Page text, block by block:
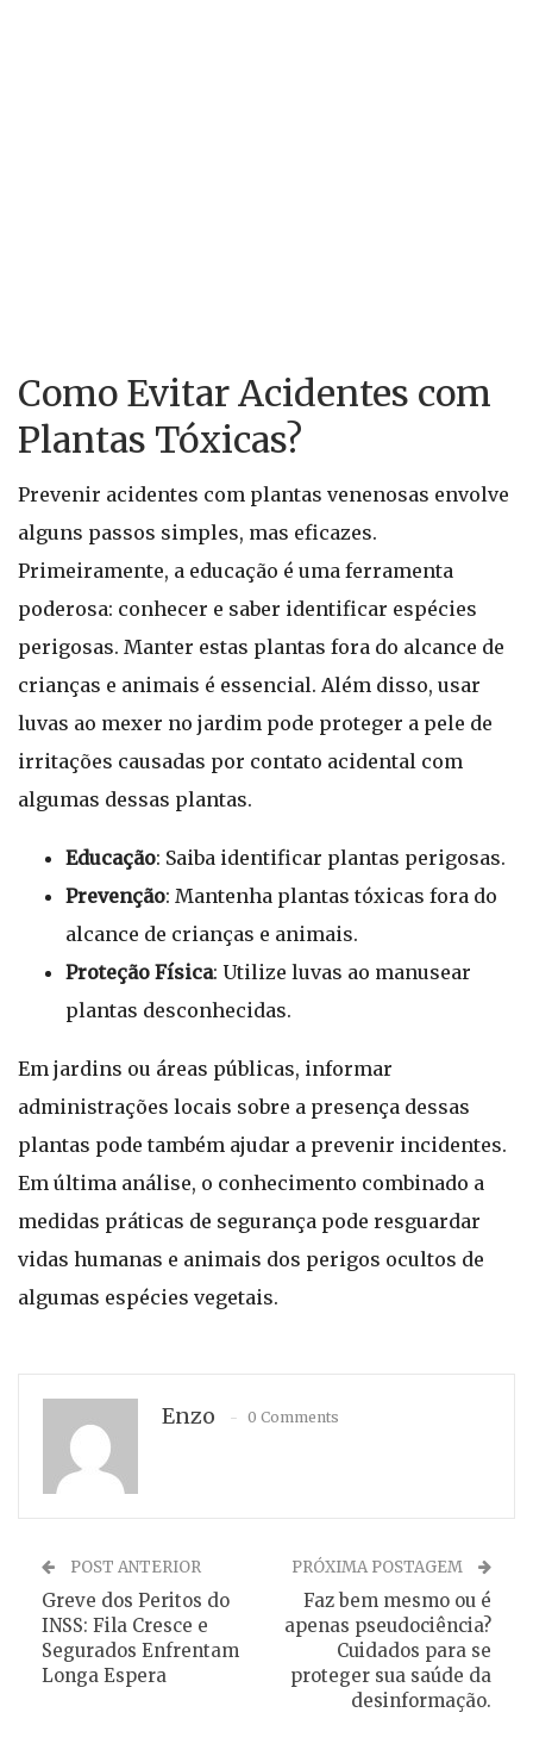
Como Evitar Acidentes com
Plantas Tóxicas?
Prevenir acidentes com plantas venenosas envolve
alguns passos simples, mas eficazes.
Primeiramente, a educação é uma ferramenta
poderosa: conhecer e saber identificar espécies
perigosas. Manter estas plantas fora do alcance de
crianças e animais é essencial. Além disso, usar
luvas ao mexer no jardim pode proteger a pele de
irritações causadas por contato acidental com
algumas dessas plantas.
Educação: Saiba identificar plantas perigosas.
Prevenção: Mantenha plantas tóxicas fora do
alcance de crianças e animais.
Proteção Física: Utilize luvas ao manusear
plantas desconhecidas.
Em jardins ou áreas públicas, informar
administrações locais sobre a presença dessas
plantas pode também ajudar a prevenir incidentes.
Em última análise, o conhecimento combinado a
medidas práticas de segurança pode resguardar
vidas humanas e animais dos perigos ocultos de
algumas espécies vegetais.
Enzo 0 Comments
POST ANTERIOR
Greve dos Peritos do
INSS: Fila Cresce e
Segurados Enfrentam
Longa Espera
PRÓXIMA POSTAGEM
Faz bem mesmo ou é
apenas pseudociência?
Cuidados para se
proteger sua saúde da
desinformação.